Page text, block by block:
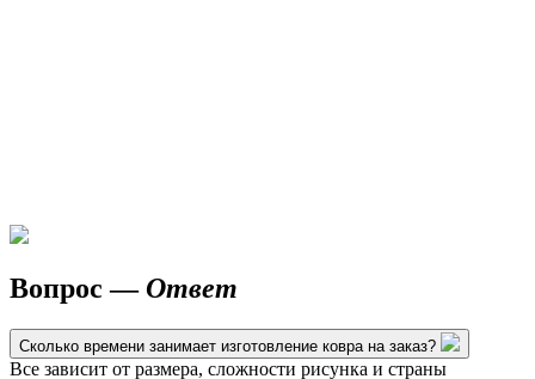
Вопрос —Ответ
Сколько времени занимает изготовление ковра на заказ?
Все зависит от размера, сложности рисунка и страны